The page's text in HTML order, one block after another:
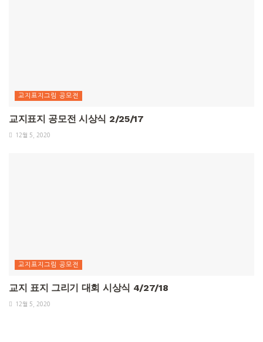
교지표지그림 공모전
교지표지 공모전 시상식 2/25/17
12월 5, 2020
교지표지그림 공모전
교지 표지 그리기 대회 시상식 4/27/18
12월 5, 2020